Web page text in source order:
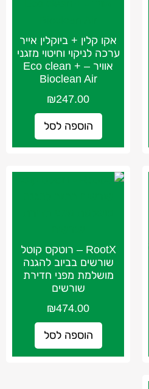
אקו קלין + ביוקלין אייר
ערכה לניקוי וחיטוי מזגני
אוויר – Eco clean +
Bioclean Air
₪247.00
הוספה לסל
RootX – רוטקס קוטל
שורשים בביוב להגנה
מושלמת מפני חדירת
שורשים
₪474.00
הוספה לסל